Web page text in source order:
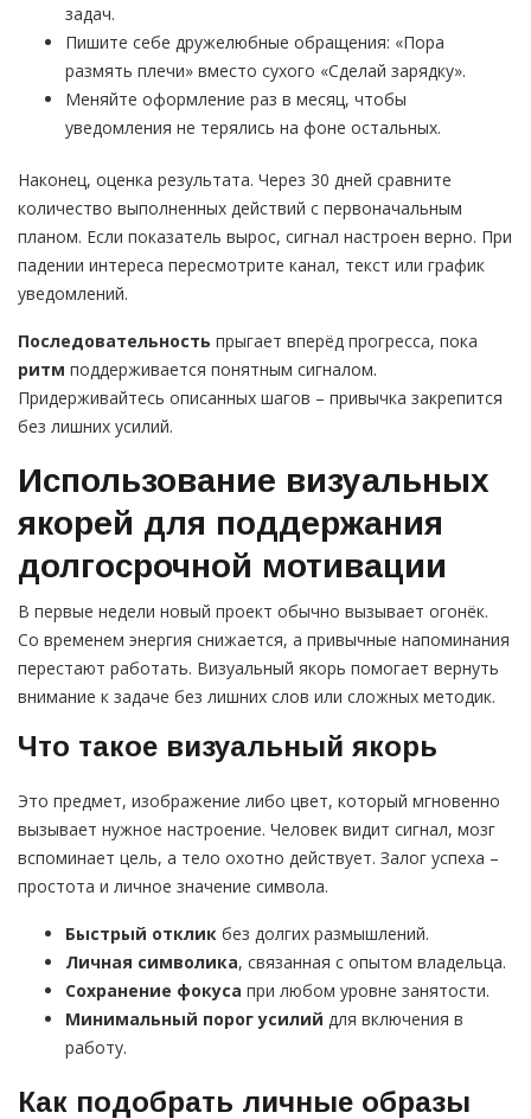
задач.
Пишите себе дружелюбные обращения: «Пора
размять плечи» вместо сухого «Сделай зарядку».
Меняйте оформление раз в месяц, чтобы
уведомления не терялись на фоне остальных.
Наконец, оценка результата. Через 30 дней сравните
количество выполненных действий с первоначальным
планом. Если показатель вырос, сигнал настроен верно. При
падении интереса пересмотрите канал, текст или график
уведомлений.
Последовательность прыгает вперёд прогресса, пока
ритм поддерживается понятным сигналом.
Придерживайтесь описанных шагов – привычка закрепится
без лишних усилий.
Использование визуальных
якорей для поддержания
долгосрочной мотивации
В первые недели новый проект обычно вызывает огонёк.
Со временем энергия снижается, а привычные напоминания
перестают работать. Визуальный якорь помогает вернуть
внимание к задаче без лишних слов или сложных методик.
Что такое визуальный якорь
Это предмет, изображение либо цвет, который мгновенно
вызывает нужное настроение. Человек видит сигнал, мозг
вспоминает цель, а тело охотно действует. Залог успеха –
простота и личное значение символа.
Быстрый отклик без долгих размышлений.
Личная символика, связанная с опытом владельца.
Сохранение фокуса при любом уровне занятости.
Минимальный порог усилий для включения в
работу.
Как подобрать личные образы